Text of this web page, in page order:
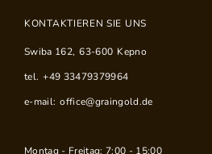
KONTAKTIEREN SIE UNS
Swiba 162, 63-600 Kepno
tel. +49 33479379964
e-mail: office@graingold.de
Montag - Freitag: 7:00 - 15:00